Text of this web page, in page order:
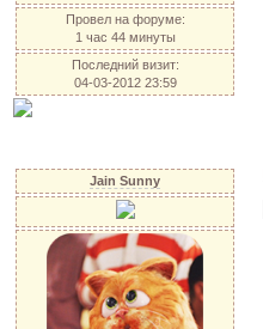
Провел на форуме:
1 час 44 минуты
Последний визит:
04-03-2012 23:59
Jain Sunny